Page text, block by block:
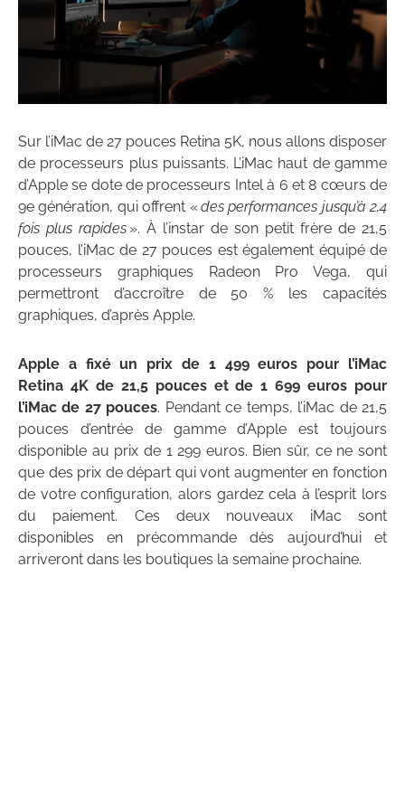
Sur l’iMac de 27 pouces Retina 5K, nous allons disposer
de processeurs plus puissants. L’iMac haut de gamme
d’Apple se dote de processeurs Intel à 6 et 8 cœurs de
9e génération, qui offrent «des performances jusqu’à 2,4
fois plus rapides ». À l’instar de son petit frère de 21,5
pouces, l’iMac de 27 pouces est également équipé de
processeurs graphiques Radeon Pro Vega, qui
permettront d’accroître de 50 % les capacités
graphiques, d’après Apple.
Apple a fixé un prix de 1 499 euros pour l’iMac
Retina 4K de 21,5 pouces et de 1 699 euros pour
l’iMac de 27 pouces. Pendant ce temps, l’iMac de 21,5
pouces d’entrée de gamme d’Apple est toujours
disponible au prix de 1 299 euros. Bien sûr, ce ne sont
que des prix de départ qui vont augmenter en fonction
de votre configuration, alors gardez cela à l’esprit lors
du paiement. Ces deux nouveaux iMac sont
disponibles en précommande dès aujourd’hui et
arriveront dans les boutiques la semaine prochaine.